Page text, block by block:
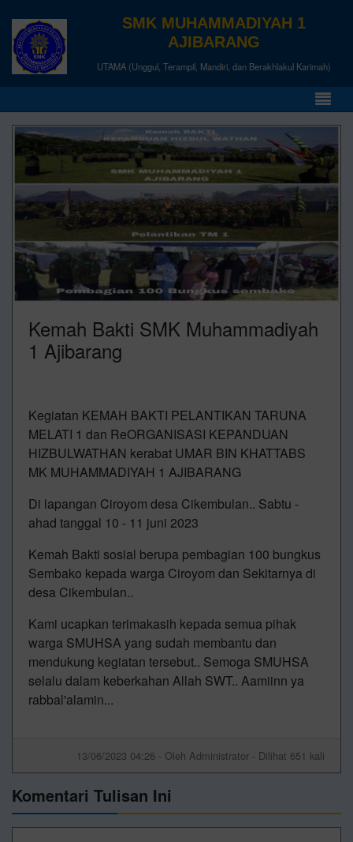
SMK MUHAMMADIYAH 1
AJIBARANG
UTAMA (Unggul, Terampil, Mandiri, dan Berakhlakul Karimah)
Kemah Bakti SMK Muhammadiyah
1 Ajibarang
Kegiatan KEMAH BAKTI PELANTIKAN TARUNA
MELATI 1 dan ReORGANISASI KEPANDUAN
HIZBULWATHAN kerabat UMAR BIN KHATTABS
MK MUHAMMADIYAH 1 AJIBARANG
Di lapangan Ciroyom desa Cikembulan.. Sabtu -
ahad tanggal 10 - 11 juni 2023
Kemah Bakti sosial berupa pembagian 100 bungkus
Sembako kepada warga Ciroyom dan Sekitarnya di
desa Cikembulan..
Kami ucapkan terimakasih kepada semua pihak
warga SMUHSA yang sudah membantu dan
mendukung kegiatan tersebut.. Semoga SMUHSA
selalu dalam keberkahan Allah SWT.. Aamiinn ya
rabbal'alamin...
13/06/2023 04:26 - Oleh Administrator - Dilihat 651 kali
Komentari Tulisan Ini